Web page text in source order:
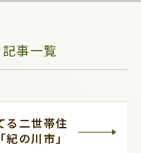
事一覧
る二世帯住
の川市」